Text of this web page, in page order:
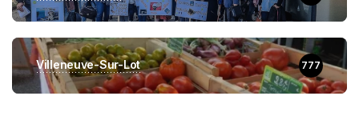
Villeneuve-Sur-Lot 777